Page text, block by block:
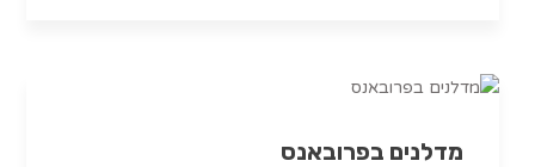
מדלנים בפרובאנס